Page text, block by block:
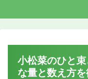
小松菜のひと
な量と数え方